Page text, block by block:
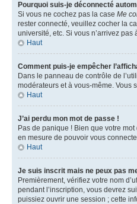
Pourquoi suis-je déconnecté
Si vous ne cochez pas la case Me
rester connecté, veuillez cocher la
université, etc. Si vous n’arrivez
Haut
Comment puis-je empêcher
Dans le panneau de contrôle de
modérateurs et à vous-même. Vous
Haut
J’ai perdu mon mot de passe !
Pas de panique ! Bien que votre
en mesure de pouvoir vous
Haut
Je suis inscrit mais ne peux pas
Premièrement, vérifiez votre nom
pendant l’inscription, vous devrez
puissiez ouvrir une session ; cette